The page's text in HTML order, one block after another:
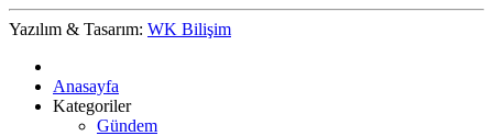
Yazılım & Tasarım: WK Bilişim
Anasayfa
Kategoriler
Gündem